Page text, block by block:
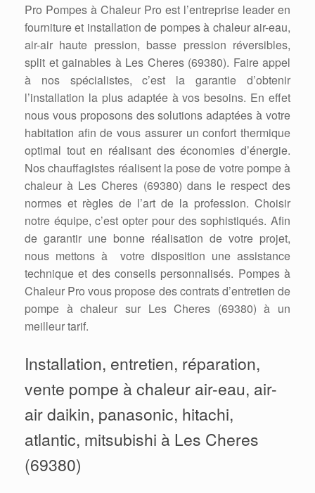
Pro Pompes à Chaleur Pro est l’entreprise leader en
fourniture et installation de pompes à chaleur air-eau,
air-air haute pression, basse pression réversibles,
split et gainables à Les Cheres (69380). Faire appel
à nos spécialistes, c’est la garantie d’obtenir
l’installation la plus adaptée à vos besoins. En effet
nous vous proposons des solutions adaptées à votre
habitation afin de vous assurer un confort thermique
optimal tout en réalisant des économies d’énergie.
Nos chauffagistes réalisent la pose de votre pompe à
chaleur à Les Cheres (69380) dans le respect des
normes et règles de l’art de la profession. Choisir
notre équipe, c’est opter pour des sophistiqués. Afin
de garantir une bonne réalisation de votre projet,
nous mettons à votre disposition une assistance
technique et des conseils personnalisés. Pompes à
Chaleur Pro vous propose des contrats d’entretien de
pompe à chaleur sur Les Cheres (69380) à un
meilleur tarif.
Installation, entretien, réparation,
vente pompe à chaleur air-eau, air-
air daikin, panasonic, hitachi,
atlantic, mitsubishi à Les Cheres
(69380)